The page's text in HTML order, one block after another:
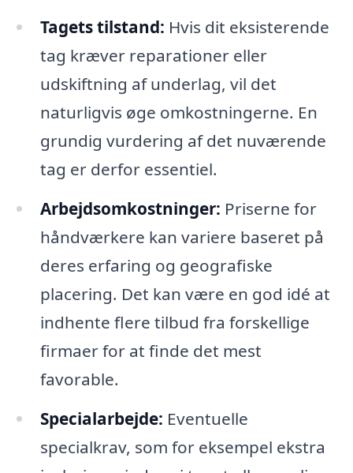
Tagets tilstand: Hvis dit eksisterende
tag kræver reparationer eller
udskiftning af underlag, vil det
naturligvis øge omkostningerne. En
grundig vurdering af det nuværende
tag er derfor essentiel.
Arbejdsomkostninger: Priserne for
håndværkere kan variere baseret på
deres erfaring og geografiske
placering. Det kan være en god idé at
indhente flere tilbud fra forskellige
firmaer for at finde det mest
favorable.
Specialarbejde: Eventuelle
specialkrav, som for eksempel ekstra